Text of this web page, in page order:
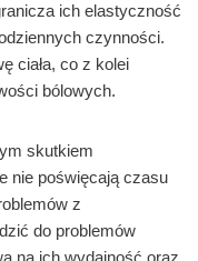
ich elastyczność
czynności.
ciała, co z kolei
bólowych.
skutkiem
nie poświęcają czasu
z
do problemów
na ich wydajność oraz